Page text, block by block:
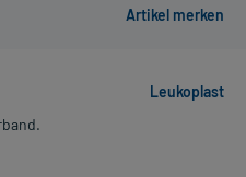
Leukoplast